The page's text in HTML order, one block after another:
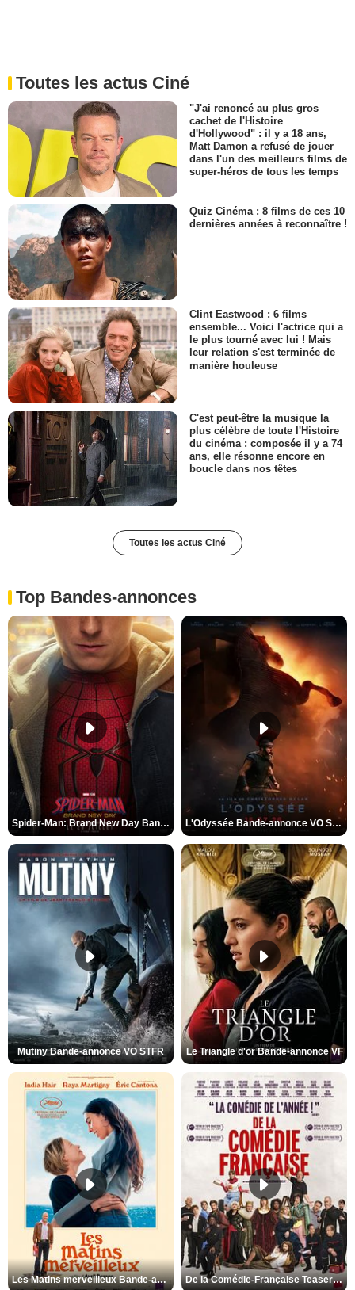
Toutes les actus Ciné
"J'ai renoncé au plus gros
cachet de l'Histoire
d'Hollywood" : il y a 18 ans,
Matt Damon a refusé de jouer
dans l'un des meilleurs films de
super-héros de tous les temps
Quiz Cinéma : 8 films de ces 10
dernières années à reconnaître !
Clint Eastwood : 6 films
ensemble... Voici l'actrice qui a
le plus tourné avec lui ! Mais
leur relation s'est terminée de
manière houleuse
C'est peut-être la musique la
plus célèbre de toute l'Histoire
du cinéma : composée il y a 74
ans, elle résonne encore en
boucle dans nos têtes
Toutes les actus Ciné
Top Bandes-annonces
Spider-Man: Brand New Day Bande-annonce VO STFR L'Odyssée Bande-annonce VO STFR
Mutiny Bande-annonce VO STFR Le Triangle d'or Bande-annonce VF
Les Matins merveilleux Bande-annonce VF De la Comédie-Française Teaser VF